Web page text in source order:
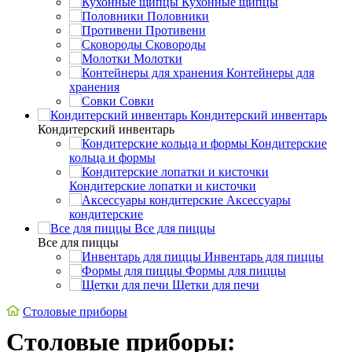
Половники
Противени
Сковороды
Молотки
Контейнеры для
хранения
Совки
Кондитерский инвентарь
Кондитерский инвентарь
Кондитерские
кольца и формы
Кондитерские лопатки и кисточки
Аксессуары
кондитерские
Все для пиццы
Все для пиццы
Инвентарь для пиццы
Формы для пиццы
Щетки для печи
Cтоловые приборы
Cтоловые приборы: